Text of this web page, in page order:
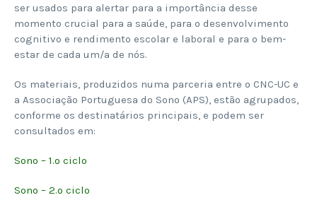
ser usados para alertar para a importância desse
momento crucial para a saúde, para o desenvolvimento
cognitivo e rendimento escolar e laboral e para o bem-
estar de cada um/a de nós.
Os materiais, produzidos numa parceria entre o CNC-UC e
a Associação Portuguesa do Sono (APS), estão agrupados,
conforme os destinatários principais, e podem ser
consultados em:
Sono – 1.º ciclo
Sono – 2.º ciclo